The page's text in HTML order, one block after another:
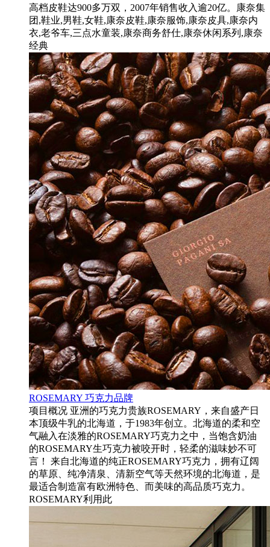
高档皮鞋达900多万双，2007年销售收入逾20亿。康奈集
团,鞋业,男鞋,女鞋,康奈皮鞋,康奈服饰,康奈皮具,康奈内
衣,老爷车,三点水童装,康奈商务舒仕,康奈休闲系列,康奈
经典
ROSEMARY 巧克力品牌
项目概况 亚洲的巧克力贵族ROSEMARY，来自盛产日
本顶级牛乳的北海道，于1983年创立。北海道的柔和空
气融入在淡雅的ROSEMARY巧克力之中，当饱含奶油
的ROSEMARY生巧克力被咬开时，轻柔的滋味妙不可
言！ 来自北海道的纯正ROSEMARY巧克力，拥有辽阔
的草原、纯净清泉、清新空气等天然环境的北海道，是
最适合制造富有欧洲特色、而美味的高品质巧克力。
ROSEMARY利用此